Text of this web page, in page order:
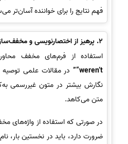
فهم نتایج را برای خواننده آسان‌تر
2. پرهیز از اختصارنویسی و
استفاده از فرم‌های مخفف
“weren’t” در مقالات علمی
نگارش بیشتر در متون غیررسمی
متن می‌کاهد.
در صورتی که استفاده از
ضرورت دارد، باید در نخستین